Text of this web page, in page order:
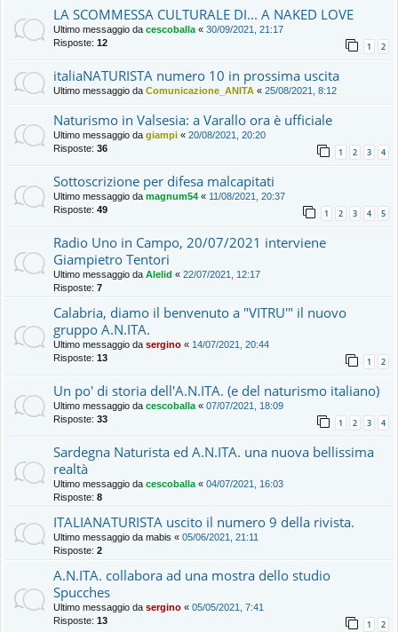
LA SCOMMESSA CULTURALE DI... A NAKED LOVE
Ultimo messaggio da cescoballa « 30/09/2021, 21:17
Risposte: 12 1 2
italiaNATURISTA numero 10 in prossima uscita
Ultimo messaggio da Comunicazione_ANITA « 25/08/2021, 8:12
Naturismo in Valsesia: a Varallo ora è ufficiale
Ultimo messaggio da giampi « 20/08/2021, 20:20
Risposte: 36 1 2 3 4
Sottoscrizione per difesa malcapitati
Ultimo messaggio da magnum54 « 11/08/2021, 20:37
Risposte: 49 1 2 3 4 5
Radio Uno in Campo, 20/07/2021 interviene
Giampietro Tentori
Ultimo messaggio da Alelid « 22/07/2021, 12:17
Risposte: 7
Calabria, diamo il benvenuto a "VITRU'" il nuovo
gruppo A.N.ITA.
Ultimo messaggio da sergino « 14/07/2021, 20:44
Risposte: 13 1 2
Un po' di storia dell'A.N.ITA. (e del naturismo italiano)
Ultimo messaggio da cescoballa « 07/07/2021, 18:09
Risposte: 33 1 2 3 4
Sardegna Naturista ed A.N.ITA. una nuova bellissima
realtà
Ultimo messaggio da cescoballa « 04/07/2021, 16:03
Risposte: 8
ITALIANATURISTA uscito il numero 9 della rivista.
Ultimo messaggio da mabis « 05/06/2021, 21:11
Risposte: 2
A.N.ITA. collabora ad una mostra dello studio
Spucches
Ultimo messaggio da sergino « 05/05/2021, 7:41
Risposte: 13 1 2